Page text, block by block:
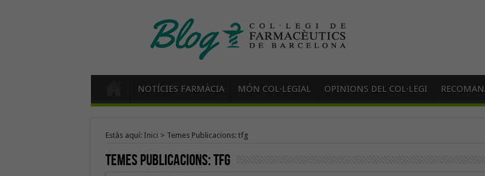
NOTÍCIES FARMÀCIA MÓN COL·LEGIAL OPINIONS DEL COL·LEGI
Estàs aquí: Inici > Temes Publicacions: tfg
Temes Publicacions:tfg